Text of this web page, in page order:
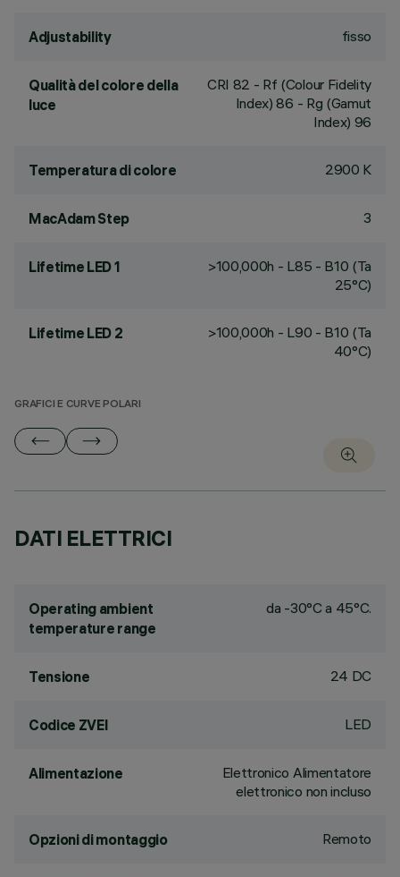
Adjustability fisso
Qualità del colore della
luce
CRI 82 - Rf (Colour Fidelity
Index) 86 - Rg (Gamut
Index) 96
Temperatura di colore 2900 K
MacAdam Step 3
Lifetime LED 1
>100,000h - L85 - B10 (Ta
25°C)
Lifetime LED 2
>100,000h - L90 - B10 (Ta
40°C)
GRAFICI E CURVE POLARI
DATI ELETTRICI
Operating ambient
temperature range
da -30°C a 45°C.
Tensione 24 DC
Codice ZVEI LED
Alimentazione
Elettronico Alimentatore
elettronico non incluso
Opzioni di montaggio Remoto